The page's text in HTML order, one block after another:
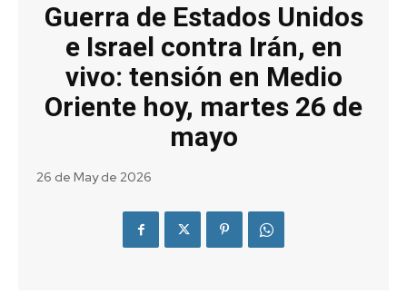
Guerra de Estados Unidos
e Israel contra Irán, en
vivo: tensión en Medio
Oriente hoy, martes 26 de
mayo
26 de May de 2026